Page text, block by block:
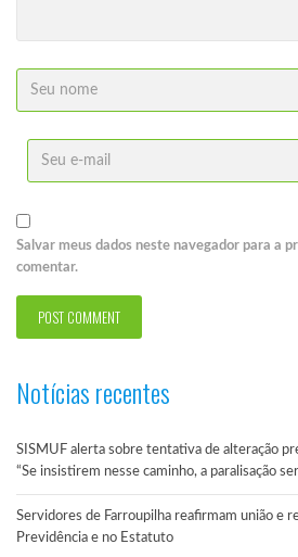
Salvar meus dados neste navegador para a
comentar.
Notícias recentes
SISMUF alerta sobre tentativa de alteração
“Se insistirem nesse caminho, a paralisação
Servidores de Farroupilha reafirmam união e
Previdência e no Estatuto